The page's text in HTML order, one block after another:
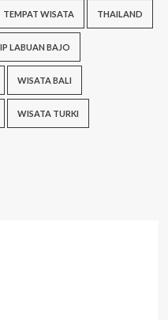
TEMPAT WISATA THAILAND
LABUAN BAJO
WISATA BALI
WISATA TURKI